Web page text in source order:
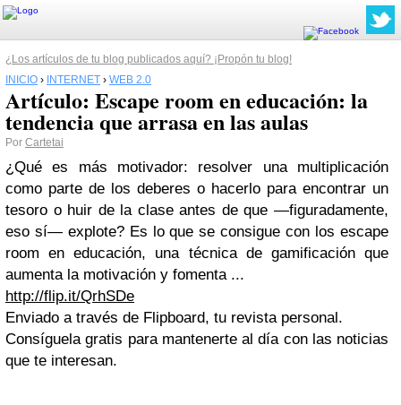
¿Los artículos de tu blog publicados aquí? ¡Propón tu blog!
INICIO › INTERNET › WEB 2.0
Artículo: Escape room en educación: la
tendencia que arrasa en las aulas
Por Cartetai
¿Qué es más motivador: resolver una multiplicación
como parte de los deberes o hacerlo para encontrar un
tesoro o huir de la clase antes de que —figuradamente,
eso sí— explote? Es lo que se consigue con los escape
room en educación, una técnica de gamificación que
aumenta la motivación y fomenta ...
http://flip.it/QrhSDe
Enviado a través de Flipboard, tu revista personal.
Consíguela gratis para mantenerte al día con las noticias
que te interesan.